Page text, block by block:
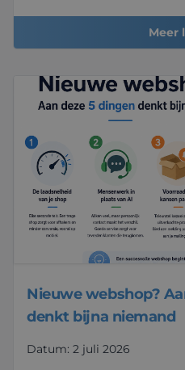
Meer
Nieuwe webshop?
denkt bijna niemand
Datum: 2 juli 2026